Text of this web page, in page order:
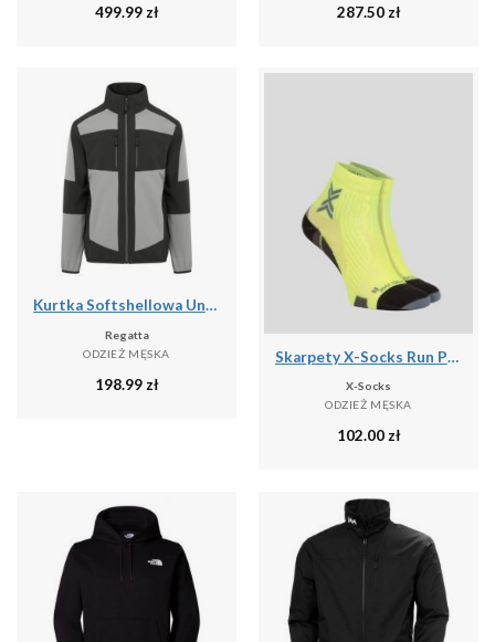
499.99 zł 287.50 zł
Kurtka Softshellowa Unisex Dla Dorosłych 2 Warstwy
Regatta
ODZIEŻ MĘSKA
198.99 zł
Skarpety X-Socks Run Perform Ankle
X-Socks
ODZIEŻ MĘSKA
102.00zł